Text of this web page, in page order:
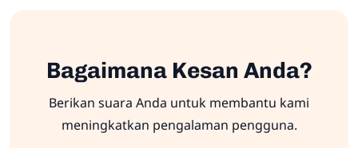
Bagaimana Kesan Anda?
Berikan suara Anda untuk membantu kami
meningkatkan pengalaman pengguna.